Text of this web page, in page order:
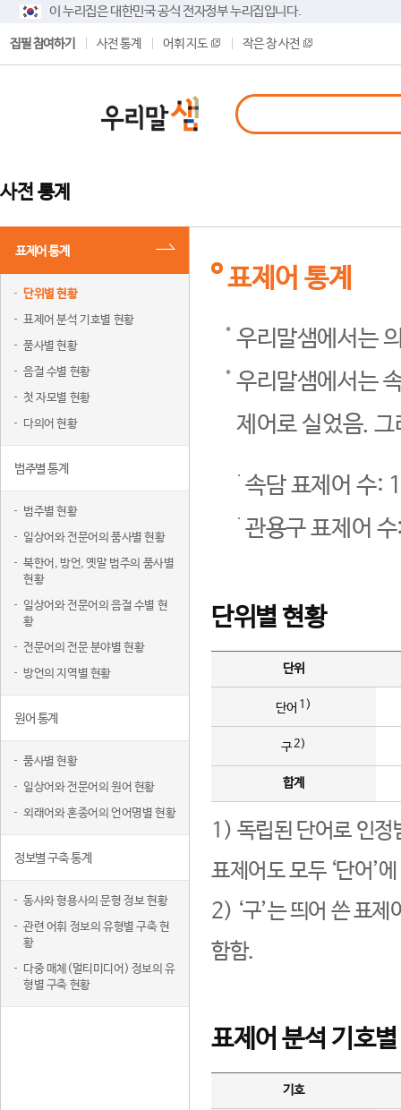
이 누리집은 대한민국 공식 전자정부 누리집입니다.
집필 참여하기 사전 통계 어휘 지도 작은 창 사전
사전 통계
표제어 통계
단위별 현황
표제어 분석 기호별 현황
품사별 현황
음절 수별 현황
첫 자모별 현황
다의어 현황
범주별 통계
범주별 현황
일상어와 전문어의 품사별 현황
북한어, 방언, 옛말 범주의 품사별
현황
일상어와 전문어의 음절 수별 현
황
전문어의 전문 분야별 현황
방언의 지역별 현황
원어 통계
품사별 현황
일상어와 전문어의 원어 현황
외래어와 혼종어의 언어명별 현황
정보별 구축 통계
동사와 형용사의 문형 정보 현황
관련 어휘 정보의 유형별 구축 현
황
다중 매체(멀티미디어) 정보의 유
형별 구축 현황
표제어 통계
우리말샘에서는
우리말샘에서는
제어로 실었음.
속담 표제어 수:
관용구 표제어
단위별 현황
단위
단어 1)
구2)
합계
1) 독립된 단어로 인정
표제어도 모두 ‘단어’
2) ‘구’는 띄어 쓴 표
함함.
표제어 분석 기호
기호